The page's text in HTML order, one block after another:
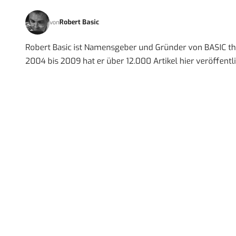
vonRobert Basic
Robert Basic ist Namensgeber und Gründer von BASIC
2004 bis 2009 hat er über 12.000 Artikel hier